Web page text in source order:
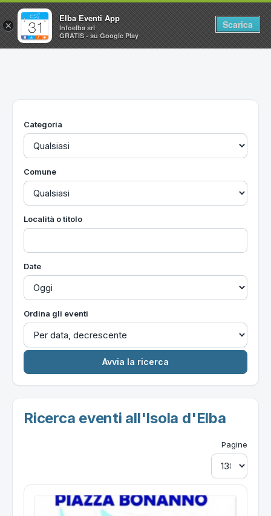
Home
Utilità
Categoria
Comune
Località o titolo
Date
Ordina gli eventi
Ricerca eventi all'Isola d'Elba
Pagine
×
Elba Eventi App
Infoelba srl
GRATIS - su Google Play
Scarica